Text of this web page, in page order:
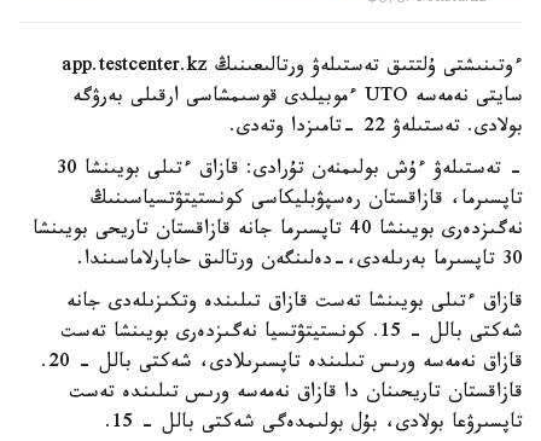
ءوتىنىشتى ۇلتتىق تەستىلەۋ ورتالىعىنىڭ app.testcenter.kz
سايتى نەمەسە UTO ءموبيلدى قوسىمشاسى ارقىلى بەرۋگە
بولادى. تەستىلەۋ 22 -تامىزدا وتەدى.
- تەستىلەۋ ءۇش بولىمنەن تۇرادى: قازاق ءتىلى بويىنشا 30
تاپسىرما، قازاقستان رەسپۋبليكاسى كونستيتۋتسياسىنىڭ
نەگىزدەرى بويىنشا 40 تاپسىرما جانە قازاقستان تاريحى بويىنشا
30 تاپسىرما بەرىلەدى،-دەلىنگەن ورتالىق حابارلاماسىندا.
قازاق ءتىلى بويىنشا تەست قازاق تىلىندە وتكىزىلەدى جانە
شەكتى بالل - 15. كونستيتۋتسيا نەگىزدەرى بويىنشا تەست
قازاق نەمەسە ورىس تىلىندە تاپسىرىلادى، شەكتى بالل - 20.
قازاقستان تاريحىنان دا قازاق نەمەسە ورىس تىلىندە تەست
تاپسىرۋعا بولادى، بۇل بولىمدەگى شەكتى بالل - 15.